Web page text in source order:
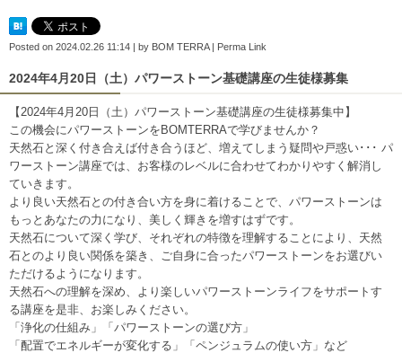
Posted on 2024.02.26 11:14 | by BOM TERRA| Perma Link
2024年4月20日（土）パワーストーン基礎講座の生徒様募集
【2024年4月20日（土）パワーストーン基礎講座の生徒様募集中】
この機会にパワーストーンをBOMTERRAで学びませんか？
天然石と深く付き合えば付き合うほど、増えてしまう疑問や戸惑い･･･ パ
ワーストーン講座では、お客様のレベルに合わせてわかりやすく解消し
ていきます。
より良い天然石との付き合い方を身に着けることで、パワーストーンは
もっとあなたの力になり、美しく輝きを増すはずです。
天然石について深く学び、それぞれの特徴を理解することにより、天然
石とのより良い関係を築き、ご自身に合ったパワーストーンをお選びい
ただけるようになります。
天然石への理解を深め、より楽しいパワーストーンライフをサポートす
る講座を是非、お楽しみください。
「浄化の仕組み」「パワーストーンの選び方」
「配置でエネルギーが変化する」「ペンジュラムの使い方」など